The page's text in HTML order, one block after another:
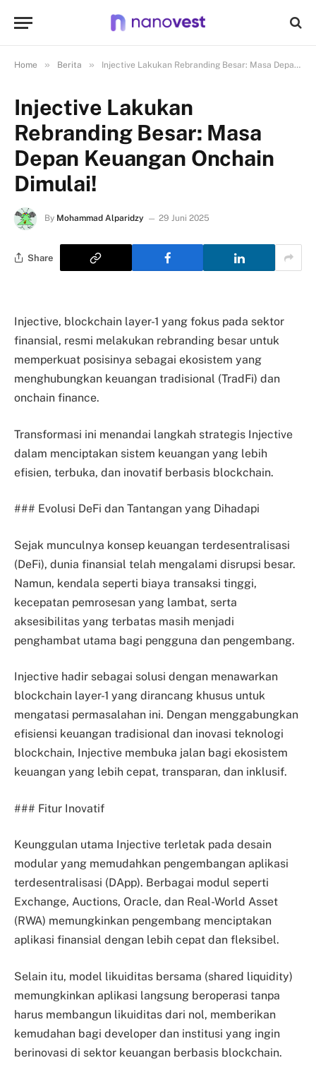
Home » Berita » Injective Lakukan Rebranding Besar: Masa Depan Keuangan Onchain Dimulai!
Injective Lakukan
Rebranding Besar: Masa
Depan Keuangan Onchain
Dimulai!
By Mohammad Alparidzy 29 Juni 2025
Share
Injective, blockchain layer-1 yang fokus pada sektor
finansial, resmi melakukan rebranding besar untuk
memperkuat posisinya sebagai ekosistem yang
menghubungkan keuangan tradisional (TradFi) dan
onchain finance.
Transformasi ini menandai langkah strategis Injective
dalam menciptakan sistem keuangan yang lebih
efisien, terbuka, dan inovatif berbasis blockchain.
### Evolusi DeFi dan Tantangan yang Dihadapi
Sejak munculnya konsep keuangan terdesentralisasi
(DeFi), dunia finansial telah mengalami disrupsi besar.
Namun, kendala seperti biaya transaksi tinggi,
kecepatan pemrosesan yang lambat, serta
aksesibilitas yang terbatas masih menjadi
penghambat utama bagi pengguna dan pengembang.
Injective hadir sebagai solusi dengan menawarkan
blockchain layer-1 yang dirancang khusus untuk
mengatasi permasalahan ini. Dengan menggabungkan
efisiensi keuangan tradisional dan inovasi teknologi
blockchain, Injective membuka jalan bagi ekosistem
keuangan yang lebih cepat, transparan, dan inklusif.
### Fitur Inovatif
Keunggulan utama Injective terletak pada desain
modular yang memudahkan pengembangan aplikasi
terdesentralisasi (DApp). Berbagai modul seperti
Exchange, Auctions, Oracle, dan Real-World Asset
(RWA) memungkinkan pengembang menciptakan
aplikasi finansial dengan lebih cepat dan fleksibel.
Selain itu, model likuiditas bersama (shared liquidity)
memungkinkan aplikasi langsung beroperasi tanpa
harus membangun likuiditas dari nol, memberikan
kemudahan bagi developer dan institusi yang ingin
berinovasi di sektor keuangan berbasis blockchain.